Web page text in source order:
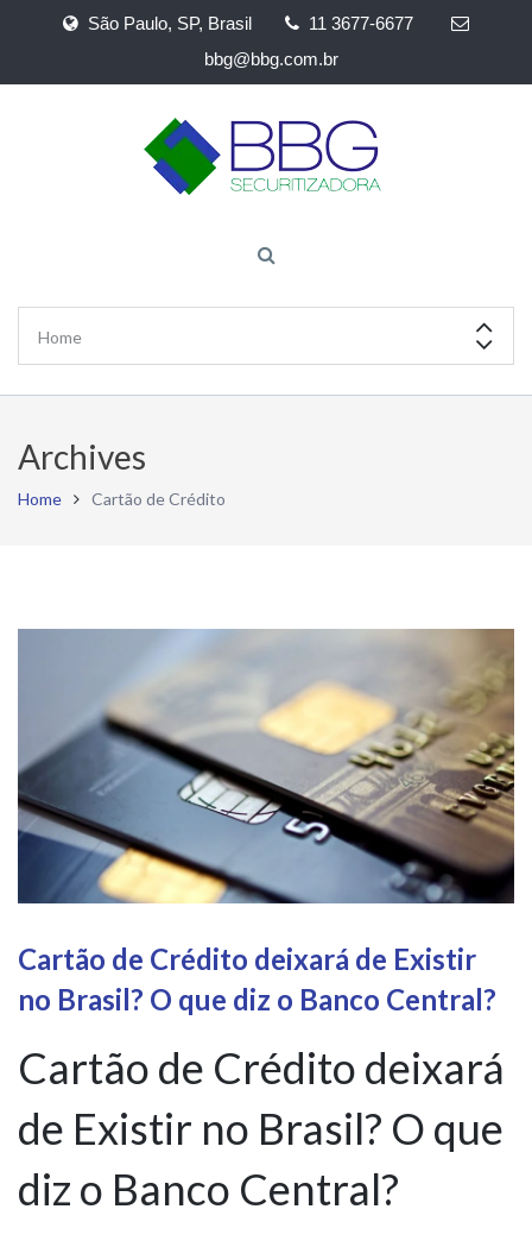
São Paulo, SP, Brasil
11 3677-6677
bbg@bbg.com.br
Archives
Home Cartão de Crédito
Cartão de Crédito deixará de Existir
no Brasil? O que diz o Banco Central?
Cartão de Crédito deixará
de Existir no Brasil? O que
diz o Banco Central?